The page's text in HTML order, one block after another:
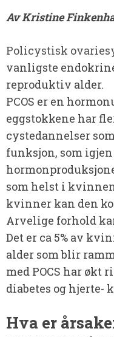
Av Kristine
Policystisk
vanligste
reproduktiv alder.
PCOS er en
eggstokkene har
cystedannelser
funksjon, som
som helst i
kvinner kan den
Arvelige forhold
Det er ca 5% av
alder som blir
med POCS har
diabetes og hjerte-
Hva er